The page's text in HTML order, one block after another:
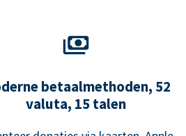
betaalmethoden, 52
valuta, 15 talen